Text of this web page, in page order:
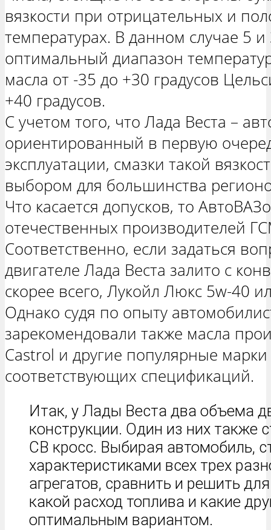
вязкости при отрицательных и
температурах. В данном случае 5
оптимальный диапазон
масла от -35 до +30 градусов
+40 градусов.
С учетом того, что Лада Веста –
ориентированный в первую
эксплуатации, смазки такой
выбором для большинства
Что касается допусков, то
отечественных производителей
Соответственно, если задаться
двигателе Лада Веста залито с
скорее всего, Лукойл Люкс 5w-40
Однако судя по опыту
зарекомендовали также масла
Castrol и другие популярные
соответствующих спецификаций.
Итак, у Лады Веста два объема
конструкции. Один из них также
СВ кросс. Выбирая автомобиль,
характеристиками всех трех
агрегатов, сравнить и решить
какой расход топлива и какие
оптимальным вариантом.